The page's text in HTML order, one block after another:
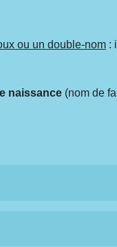
ou un double-nom :
naissance (nom de